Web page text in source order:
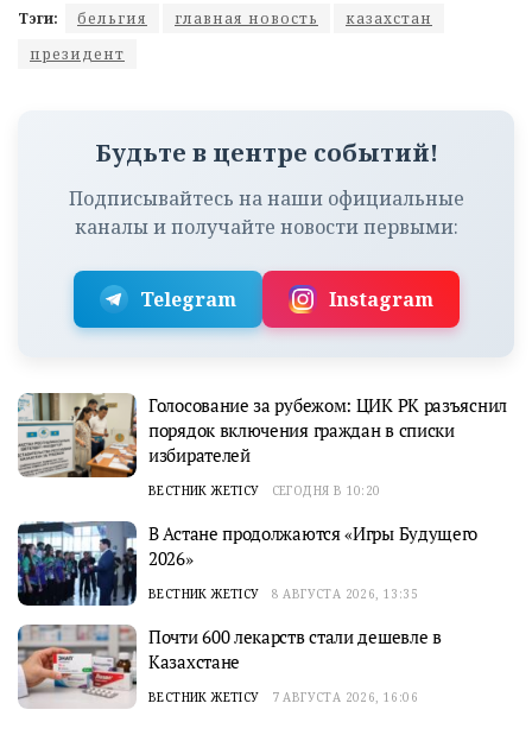
Тэги: бельгия главная новость
казахстан
президент
Будьте в центре событий!
Подписывайтесь на наши официальные
каналы и получайте новости первыми:
Telegram Instagram
Голосование за рубежом: ЦИК РК разъяснил
порядок включения граждан в списки
избирателей
ВЕСТНИК ЖЕТІСУ СЕГОДНЯ В 10:20
В Астане продолжаются «Игры Будущего
2026»
ВЕСТНИК ЖЕТІСУ 8 АВГУСТА 2026, 13:35
Почти 600 лекарств стали дешевле в
Казахстане
ВЕСТНИК ЖЕТІСУ 7 АВГУСТА 2026, 16:06